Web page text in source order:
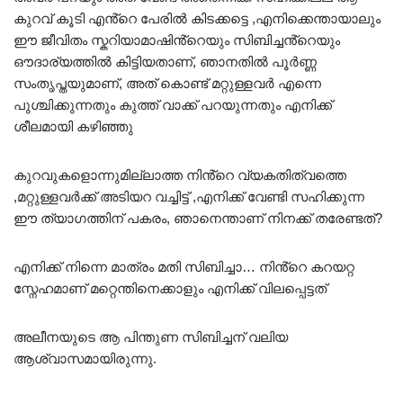
കുറവ് കൂടി എൻ്റെ പേരിൽ കിടക്കട്ടെ ,എനിക്കെന്തായാലും
ഈ ജീവിതം സ്കറിയാമാഷിൻ്റെയും സിബിച്ചൻ്റെയും
ഔദാര്യത്തിൽ കിട്ടിയതാണ്, ഞാനതിൽ പൂർണ്ണ
സംതൃപ്തയുമാണ്, അത് കൊണ്ട് മറ്റുള്ളവർ എന്നെ
പുശ്ചിക്കുന്നതും കുത്ത് വാക്ക് പറയുന്നതും എനിക്ക്
ശീലമായി കഴിഞ്ഞു
കുറവുകളൊന്നുമില്ലാത്ത നിൻ്റെ വ്യകതിത്വത്തെ
,മറ്റുള്ളവർക്ക് അടിയറ വച്ചിട്ട് ,എനിക്ക് വേണ്ടി സഹിക്കുന്ന
ഈ ത്യാഗത്തിന് പകരം, ഞാനെന്താണ് നിനക്ക് തരേണ്ടത്?
എനിക്ക് നിന്നെ മാത്രം മതി സിബിച്ചാ… നിൻ്റെ കറയറ്റ
സ്നേഹമാണ് മറ്റെന്തിനെക്കാളും എനിക്ക് വിലപ്പെട്ടത്
അലീനയുടെ ആ പിന്തുണ സിബിച്ചന് വലിയ
ആശ്വാസമായിരുന്നു.